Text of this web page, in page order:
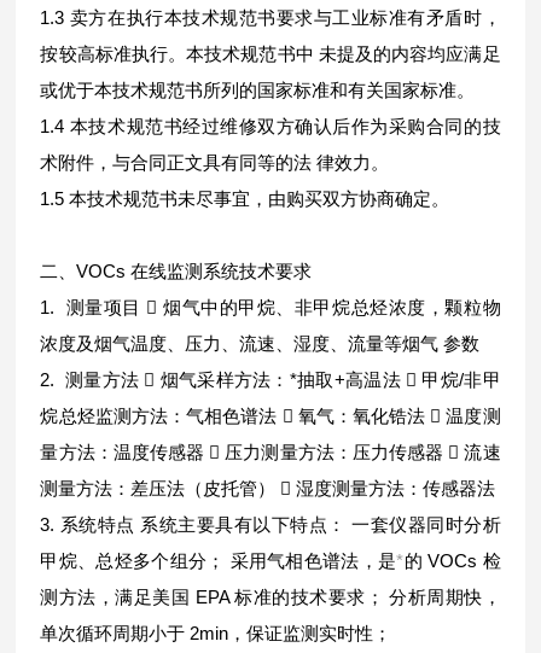
1.3 卖方在执行本技术规范书要求与工业标准有矛盾时，
按较高标准执行。本技术规范书中 未提及的内容均应满足
或优于本技术规范书所列的国家标准和有关国家标准。
1.4 本技术规范书经过维修双方确认后作为采购合同的技
术附件，与合同正文具有同等的法 律效力。
1.5 本技术规范书未尽事宜，由购买双方协商确定。
二、VOCs 在线监测系统技术要求
1. 测量项目  烟气中的甲烷、非甲烷总烃浓度，颗粒物
浓度及烟气温度、压力、流速、湿度、流量等烟气 参数
2. 测量方法  烟气采样方法：*抽取+高温法  甲烷/非甲
烷总烃监测方法：气相色谱法  氧气：氧化锆法  温度测
量方法：温度传感器  压力测量方法：压力传感器  流速
测量方法：差压法（皮托管）  湿度测量方法：传感器法
3. 系统特点 系统主要具有以下特点： 一套仪器同时分析
甲烷、总烃多个组分； 采用气相色谱法，是*的 VOCs 检
测方法，满足美国 EPA 标准的技术要求； 分析周期快，
单次循环周期小于 2min，保证监测实时性；